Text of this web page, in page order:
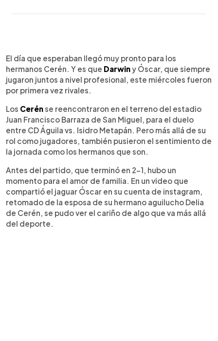
Escuchar artículo
El día que esperaban llegó muy pronto para los
hermanos Cerén. Y es que Darwiny Óscar, que siempre
jugaron juntos a nivel profesional, este miércoles fueron
por primera vez rivales.
Los Cerénse reencontraron en el terreno del estadio
Juan Francisco Barraza de San Miguel, para el duelo
entre CD Águila vs. Isidro Metapán. Pero más allá de su
rol como jugadores, también pusieron el sentimiento de
la jornada como los hermanos que son.
Antes del partido, que terminó en 2-1, hubo un
momento para el amor de familia. En un video que
compartió el jaguar Óscar en su cuenta de instagram,
retomado de la esposa de su hermano aguilucho Delia
de Cerén, se pudo ver el cariño de algo que va más allá
del deporte.